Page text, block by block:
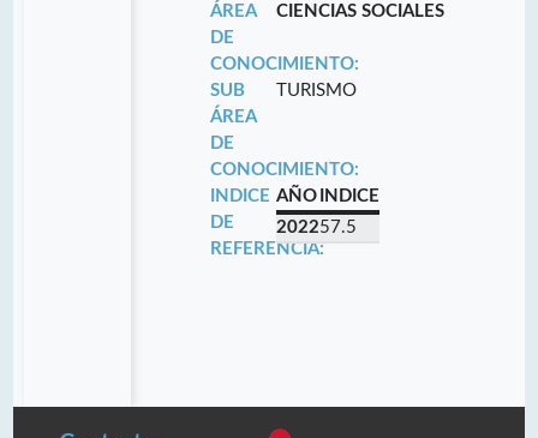
ÁREA
DE
CONOCIMIENTO:
CIENCIAS SOCIALES
SUB
ÁREA
DE
CONOCIMIENTO:
TURISMO
INDICE
DE
REFERENCIA:
AÑO INDICE
202257.5